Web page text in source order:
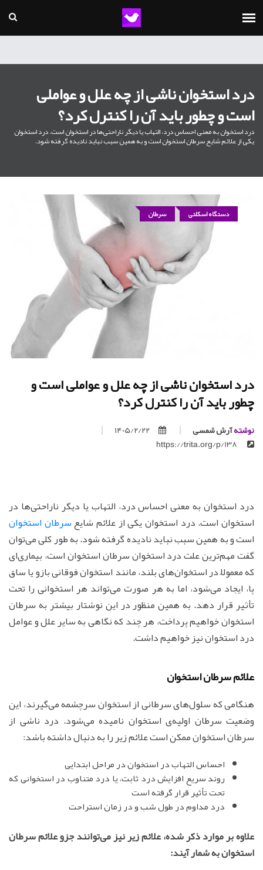
درد استخوان ناشی از چه علل و عواملی
است و چطور باید آن را کنترل کرد؟
درد استخوان به معنی احساس درد، التهاب یا دیگر ناراحتی‌ها در استخوان است. درد استخوان
یکی از علائم شایع سرطان استخوان است و به همین سبب نباید نادیده گرفته شود.
دستگاه اسکلتی سرطان
درد استخوان ناشی از چه علل و عواملی است و
چطور باید آن را کنترل کرد؟
نوشتهآرش شمسی
1405/2/22
درد استخوان به معنی احساس درد، التهاب یا دیگر ناراحتی‌ها در
استخوان است. درد استخوان یکی از علائم شایعسرطان استخوان
است و به همین سبب نباید نادیده گرفته شود. به طور کلی می‌توان
گفت مهم‌ترین علت درد استخوان سرطان استخوان است، بیماری‌ای
که معمولاً در استخوان‌های بلند، مانند استخوان فوقانی بازو یا ساق
پا، ایجاد می‌شود، اما به هر صورت می‌تواند هر استخوانی را تحت
تأثیر قرار دهد. به همین منظور در این نوشتار بیشتر به سرطان
استخوان خواهیم پرداخت، هر چند که نگاهی به سایر علل و عوامل
درد استخوان نیز خواهیم داشت.
علائم سرطان استخوان
هنگامی که سلول‌های سرطانی از استخوان سرچشمه می‌گیرند، این
وضعیت سرطان اولیه‌ی استخوان نامیده می‌شود. درد ناشی از
سرطان استخوان ممکن است علائم زیر را به دنبال داشته باشد:
احساس التهاب در استخوان در مراحل ابتدایی
روند سریع افزایش درد ثابت، یا درد متناوب در استخوانی که
تحت تأثیر قرار گرفته است
درد مداوم در طول شب و در زمان استراحت
علاوه بر موارد ذکر شده، علائم زیر نیز می‌توانند جزو علائم سرطان
استخوان به شمار آیند: